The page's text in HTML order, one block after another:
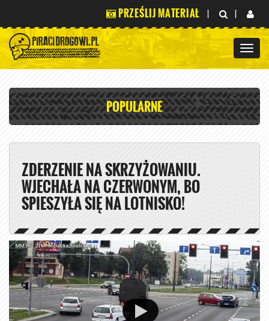
PRZEŚLIJ MATERIAŁ | |
POPULARNE
ZDERZENIE NA SKRZYŻOWANIU.
WJECHAŁA NA CZERWONYM, BO
SPIESZYŁA SIĘ NA LOTNISKO!